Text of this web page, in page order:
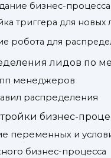
бизнес-
триггера для новых
робота для
лидов по
менеджеров
распределения
бизнес-
переменных и
бизнес-процесса